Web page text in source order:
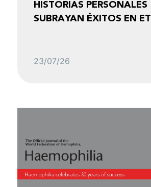
HISTORIAS PERSONALES
SUBRAYAN ÉXITOS EN
23/07/26